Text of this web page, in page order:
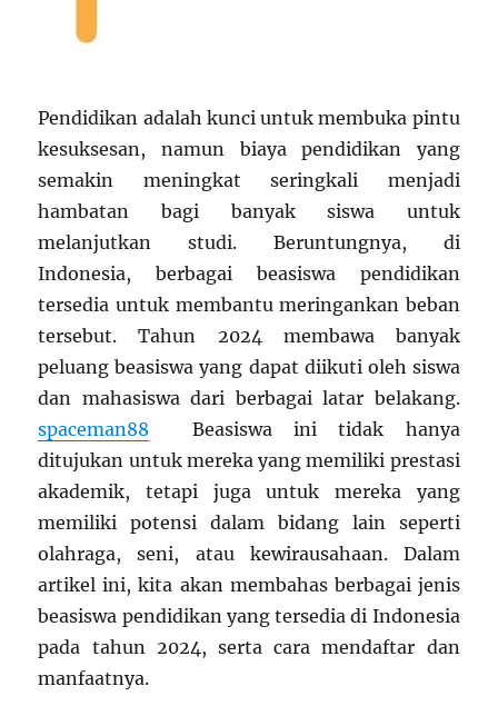
Pendidikan adalah kunci untuk membuka pintu
kesuksesan, namun biaya pendidikan yang
semakin meningkat seringkali menjadi
hambatan bagi banyak siswa untuk
melanjutkan studi. Beruntungnya, di
Indonesia, berbagai beasiswa pendidikan
tersedia untuk membantu meringankan beban
tersebut. Tahun 2024 membawa banyak
peluang beasiswa yang dapat diikuti oleh siswa
dan mahasiswa dari berbagai latar belakang.
spaceman88 Beasiswa ini tidak hanya
ditujukan untuk mereka yang memiliki prestasi
akademik, tetapi juga untuk mereka yang
memiliki potensi dalam bidang lain seperti
olahraga, seni, atau kewirausahaan. Dalam
artikel ini, kita akan membahas berbagai jenis
beasiswa pendidikan yang tersedia di Indonesia
pada tahun 2024, serta cara mendaftar dan
manfaatnya.